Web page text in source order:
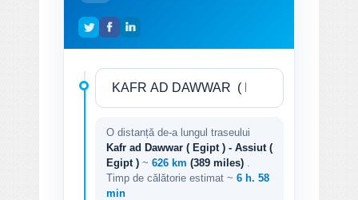
O distanță de-a lungul traseului
Kafr ad Dawwar ( Egipt ) - Assiut (
Egipt ) ~ 626 km (389 miles)
Timp de călătorie estimat ~ 6 h. 58
min